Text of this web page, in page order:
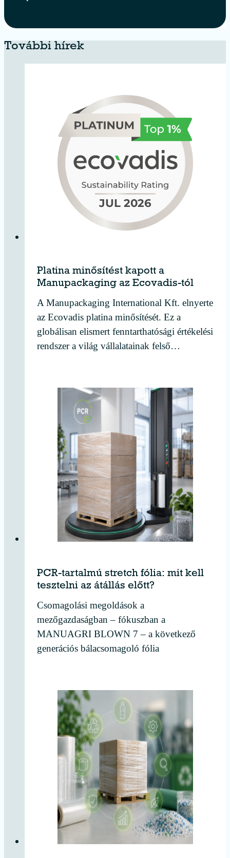
További hírek
Platina minősítést kapott a
Manupackaging az Ecovadis-tól
A Manupackaging International Kft. elnyerte
az Ecovadis platina minősítését. Ez a
globálisan elismert fenntarthatósági értékelési
rendszer a világ vállalatainak felső…
PCR-tartalmú stretch fólia: mit kell
tesztelni az átállás előtt?
Csomagolási megoldások a
mezőgazdaságban – fókuszban a
MANUAGRI BLOWN 7 – a következő
generációs bálacsomagoló fólia